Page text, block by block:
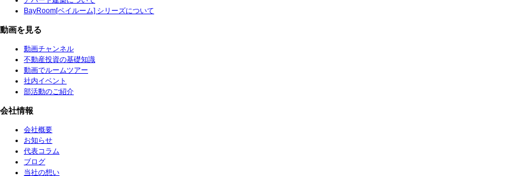
BayRoom[ベイルーム] シリーズについて
動画を見る
動画チャンネル
不動産投資の基礎知識
動画でルームツアー
社内イベント
部活動のご紹介
会社情報
会社概要
お知らせ
代表コラム
ブログ
当社の想い